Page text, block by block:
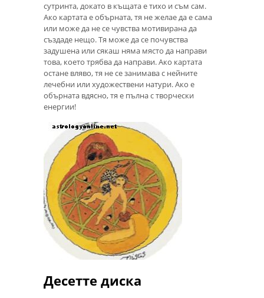
сутринта, докато в къщата е тихо и съм сам.
Ако картата е обърната, тя не желае да е сама
или може да не се чувства мотивирана да
създаде нещо. Тя може да се почувства
задушена или сякаш няма място да направи
това, което трябва да направи. Ако картата
остане вляво, тя не се занимава с нейните
лечебни или художествени натури. Ако е
обърната вдясно, тя е пълна с творчески
енергии!
Десетте диска